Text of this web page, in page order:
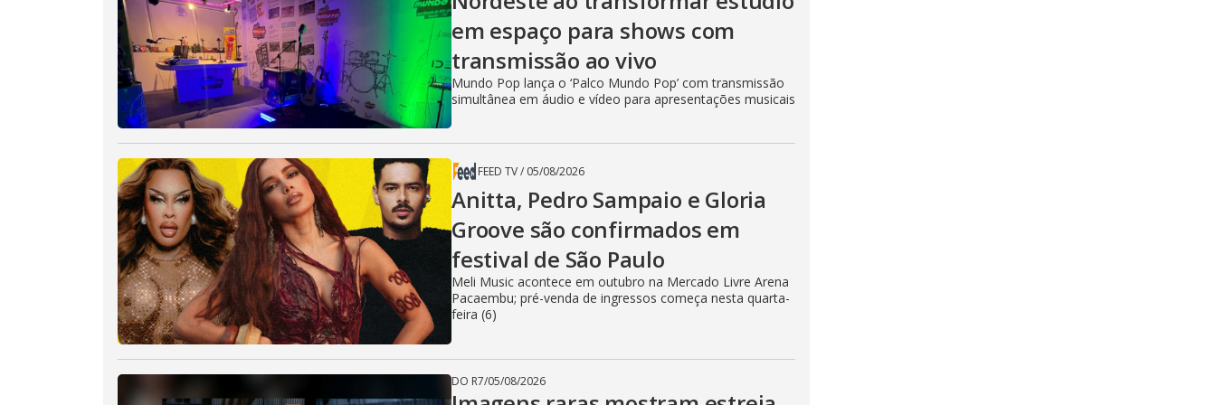
i
d
e
o
em espaço para shows com
transmissão ao vivo
Mundo Pop lança o ‘Palco Mundo Pop’ com transmissão
simultânea em áudio e vídeo para apresentações musicais
FEED TV/ 05/08/2026
Anitta, Pedro Sampaio e Gloria
Groove são confirmados em
festival de São Paulo
Meli Music acontece em outubro na Mercado Livre Arena
Pacaembu; pré-venda de ingressos começa nesta quarta-
feira (6)
DO R7/05/08/2026